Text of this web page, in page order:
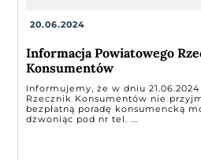
20.06.2024
Informacja Powiatowego
Konsumentów
Informujemy, że w dniu
Rzecznik Konsumentów nie
bezpłatną poradę konsumencką
dzwoniąc pod nr tel. ...